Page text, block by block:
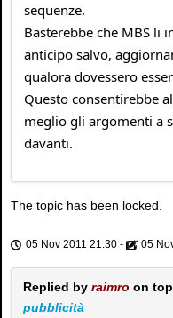
sequenze.
Basterebbe che MBS li
anticipo salvo,
qualora dovessero
Questo consentirebbe
meglio gli argomenti a
davanti.
The topic has been locked.
05 Nov 2011 21:30 - 05
Replied by raimro on
pubblicità